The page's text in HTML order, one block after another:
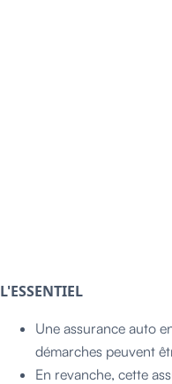
L'ESSENTIEL
Une assurance auto
démarches peuvent
En revanche, cette